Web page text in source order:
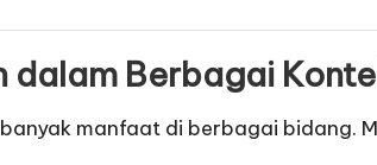
dalam Berbagai
manfaat di berbagai bidang.